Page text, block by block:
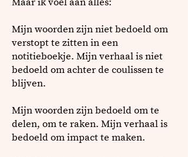
Mijn woorden zijn niet bedoeld om
verstopt te zitten in een
notitieboekje. Mijn verhaal is niet
bedoeld om achter de coulissen te
blijven.
Mijn woorden zijn bedoeld om te
delen, om te raken. Mijn verhaal is
bedoeld om impact te maken.